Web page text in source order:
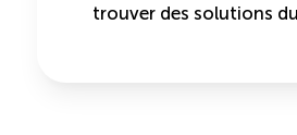
trouver des solutions